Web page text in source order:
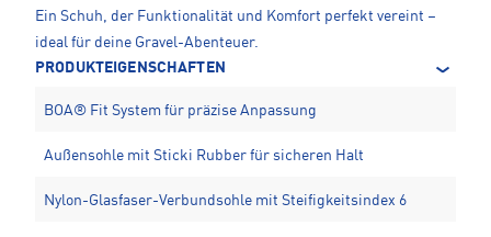
Ein Schuh, der Funktionalität und Komfort perfekt vereint –
ideal für deine Gravel-Abenteuer.
PRODUKTEIGENSCHAFTEN
BOA® Fit System für präzise Anpassung
Außensohle mit Sticki Rubber für sicheren Halt
Nylon-Glasfaser-Verbundsohle mit Steifigkeitsindex 6